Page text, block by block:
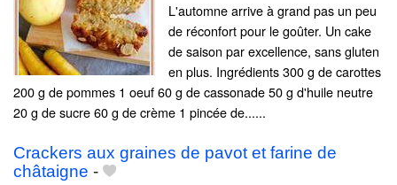
L'automne arrive à grand pas un peu
de réconfort pour le goûter. Un cake
de saison par excellence, sans gluten
en plus. Ingrédients 300 g de carottes
200 g de pommes 1 oeuf 60 g de cassonade 50 g d'huile neutre
20 g de sucre 60 g de crème 1 pincée de......
Crackers aux graines de pavot et farine de
châtaigne -